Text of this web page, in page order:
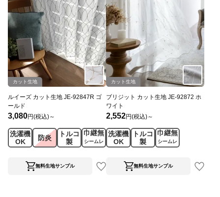
カット生地
ルイーズ カット生地 JE-92847R ゴ
ールド
3,080円(税込)～
洗濯機
OK
防炎
トルコ
製
巾継無
シームレ
ス
無料生地サンプル
カット生地
ブリジット カット生地 JE-92872 ホ
ワイト
2,552円(税込)～
洗濯機
OK
トルコ
製
巾継無
シームレ
ス
無料生地サンプル